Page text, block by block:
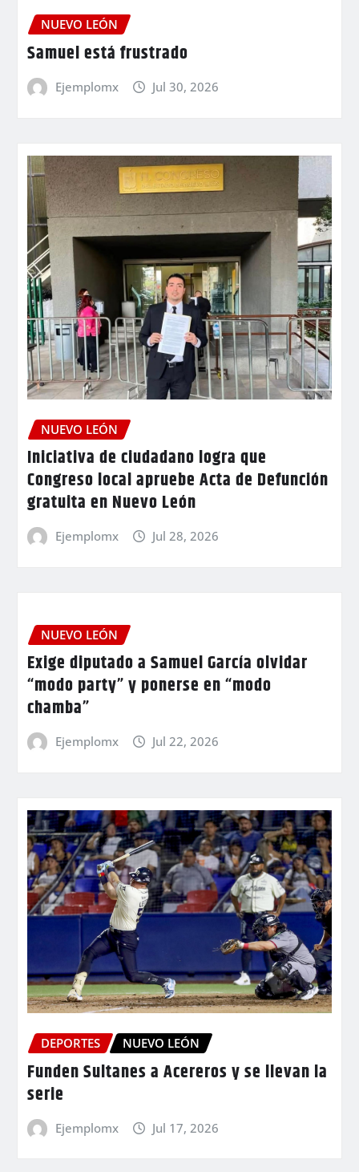
NUEVO LEÓN
Samuel está frustrado
Ejemplomx Jul 30, 2026
NUEVO LEÓN
Iniciativa de ciudadano logra que
Congreso local apruebe Acta de Defunción
gratuita en Nuevo León
Ejemplomx Jul 28, 2026
NUEVO LEÓN
Exige diputado a Samuel García olvidar
“modo party” y ponerse en “modo
chamba”
Ejemplomx Jul 22, 2026
DEPORTES NUEVO LEÓN
Funden Sultanes a Acereros y se llevan la
serie
Ejemplomx Jul 17, 2026